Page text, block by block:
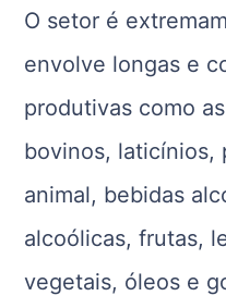
O setor é
envolve longas e
produtivas como
bovinos, laticínios,
animal, bebidas
alcoólicas, frutas,
vegetais, óleos e